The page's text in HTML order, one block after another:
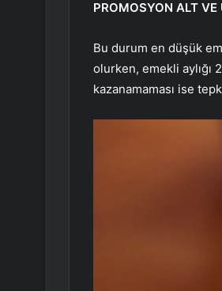
PROMOSYON ALT VE
Bu durum en düşük
olurken, emekli aylığı
kazanamaması ise